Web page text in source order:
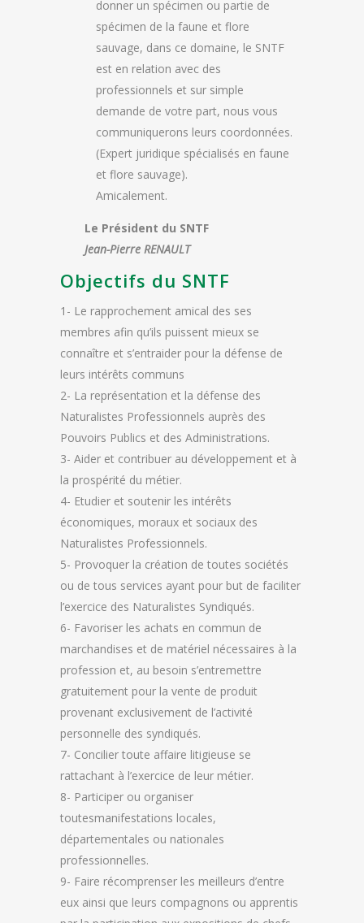
donner un spécimen ou partie de
spécimen de la faune et flore
sauvage, dans ce domaine, le SNTF
est en relation avec des
professionnels et sur simple
demande de votre part, nous vous
communiquerons leurs coordonnées.
(Expert juridique spécialisés en faune
et flore sauvage).
Amicalement.
Le Président du SNTF
Jean-Pierre RENAULT
Objectifs du SNTF
1- Le rapprochement amical des ses
membres afin qu’ils puissent mieux se
connaître et s’entraider pour la défense de
leurs intérêts communs
2- La représentation et la défense des
Naturalistes Professionnels auprès des
Pouvoirs Publics et des Administrations.
3- Aider et contribuer au développement et à
la prospérité du métier.
4- Etudier et soutenir les intérêts
économiques, moraux et sociaux des
Naturalistes Professionnels.
5- Provoquer la création de toutes sociétés
ou de tous services ayant pour but de faciliter
l’exercice des Naturalistes Syndiqués.
6- Favoriser les achats en commun de
marchandises et de matériel nécessaires à la
profession et, au besoin s’entremettre
gratuitement pour la vente de produit
provenant exclusivement de l’activité
personnelle des syndiqués.
7- Concilier toute affaire litigieuse se
rattachant à l’exercice de leur métier.
8- Participer ou organiser
toutesmanifestations locales,
départementales ou nationales
professionnelles.
9- Faire récomprenser les meilleurs d’entre
eux ainsi que leurs compagnons ou apprentis